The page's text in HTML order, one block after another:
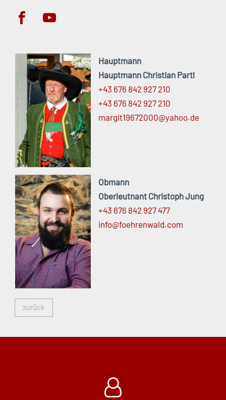
Hauptmann
Hauptmann Christian Partl
+43 676 842 927 210
+43 676 842 927 210
margit19672000@yahoo.de
Obmann
Oberleutnant Christoph Jung
+43 676 842 927 477
info@foehrenwald.com
zurück